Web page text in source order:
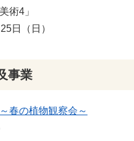
術4」
日（日）
事業
春の植物観察会～